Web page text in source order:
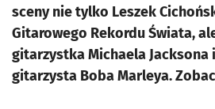
sceny nie tylko Leszek
Gitarowego Rekordu Świata,
gitarzystka Michaela Jacksona
gitarzysta Boba Marleya.